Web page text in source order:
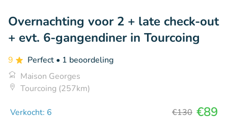
Overnachting voor 2 + late check-out
+ evt. 6-gangendiner in Tourcoing
9 Perfect • 1 beoordeling
Maison Georges
Tourcoing (257km)
Verkocht: 6 €130 €89